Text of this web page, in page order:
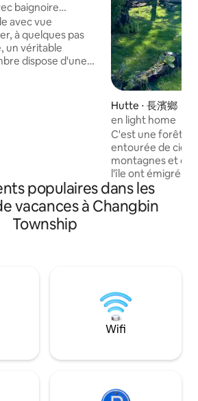
baignoire
la mer depuis
avec vue
à quelques pas
un véritable
de 70 pouces et
les enfants (500 $
supplémentaire,
l'hôte après la
profiter de la
service, la
sera pas
posée sur la table,
La chambre est
Hutte ⋅ 長濱鄉
en light home
C'est une forêt
entourée de ciel,
montagnes et de forêts Les
l'île ont émigré à
cette forêt dont
amoureux au
avoir commencé
simplement vivre
au paradis. Parce que vivre dans la forêt
est si confortable
juste partager ce
voulez vous «
dans la « forêt de
populaires dans les
vacances à Changbin
Township
Wifi